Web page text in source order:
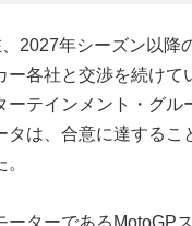
2027年シーズン以降
ー各社と交渉を続けて
ーテインメント・グル
タは、合意に達するこ
ーターであるMotoGP